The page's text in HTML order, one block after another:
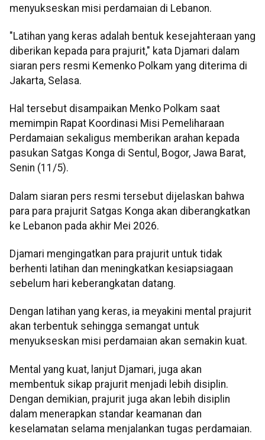
menyukseskan misi perdamaian di Lebanon.
"Latihan yang keras adalah bentuk kesejahteraan yang
diberikan kepada para prajurit," kata Djamari dalam
siaran pers resmi Kemenko Polkam yang diterima di
Jakarta, Selasa.
Hal tersebut disampaikan Menko Polkam saat
memimpin Rapat Koordinasi Misi Pemeliharaan
Perdamaian sekaligus memberikan arahan kepada
pasukan Satgas Konga di Sentul, Bogor, Jawa Barat,
Senin (11/5).
Dalam siaran pers resmi tersebut dijelaskan bahwa
para para prajurit Satgas Konga akan diberangkatkan
ke Lebanon pada akhir Mei 2026.
Djamari mengingatkan para prajurit untuk tidak
berhenti latihan dan meningkatkan kesiapsiagaan
sebelum hari keberangkatan datang.
Dengan latihan yang keras, ia meyakini mental prajurit
akan terbentuk sehingga semangat untuk
menyukseskan misi perdamaian akan semakin kuat.
Mental yang kuat, lanjut Djamari, juga akan
membentuk sikap prajurit menjadi lebih disiplin.
Dengan demikian, prajurit juga akan lebih disiplin
dalam menerapkan standar keamanan dan
keselamatan selama menjalankan tugas perdamaian.